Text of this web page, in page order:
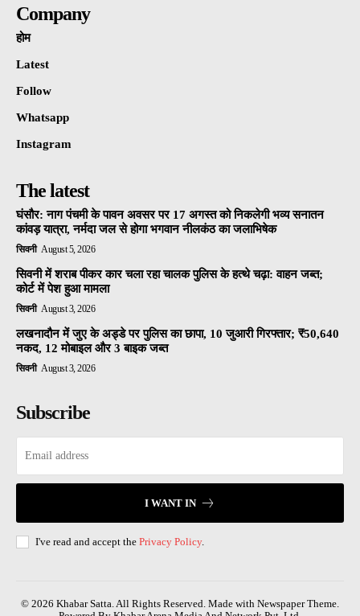
Company
होम
Latest
Follow
Whatsapp
Instagram
The latest
घंसौर: नाग पंचमी के पावन अवसर पर 17 अगस्त को निकलेगी भव्य सनातन
कांवड़ यात्रा, नर्मदा जल से होगा भगवान नीलकंठ का जलाभिषेक
सिवनी August 5, 2026
सिवनी में शराब पीकर कार चला रहा चालक पुलिस के हत्थे चढ़ा: वाहन जब्त;
कोर्ट में पेश हुआ मामला
सिवनी August 3, 2026
लखनादौन में जुए के अड्डे पर पुलिस का छापा, 10 जुआरी गिरफ्तार; ₹50,640
नकद, 12 मोबाइल और 3 बाइक जब्त
सिवनी August 3, 2026
Subscribe
I WANT IN
I've read and accept the Privacy Policy.
© 2026 Khabar Satta. All Rights Reserved. Made with Newspaper Theme.